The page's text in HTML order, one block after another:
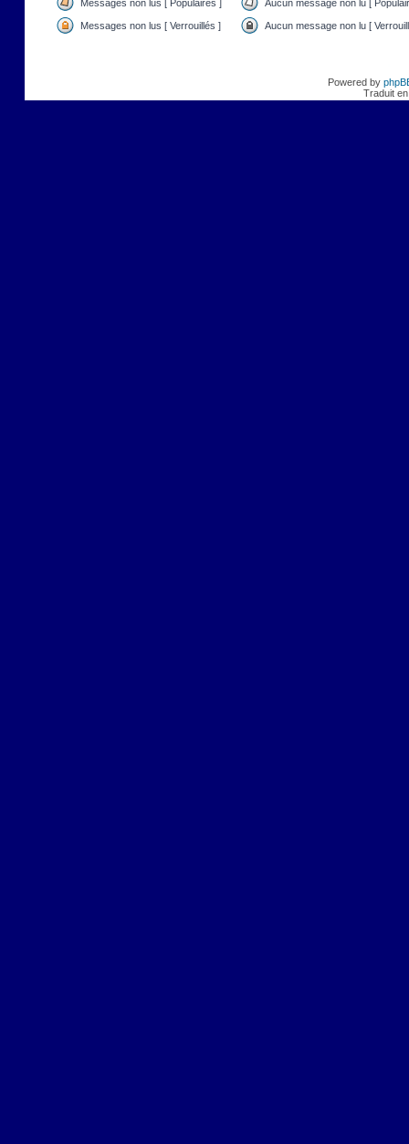
Messages non lus [ Populaires ] Aucun message non lu [
Messages non lus [ Verrouillés ] Aucun message non lu [
Powered by
Traduit